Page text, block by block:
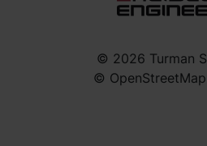
© 2026 Turman
©